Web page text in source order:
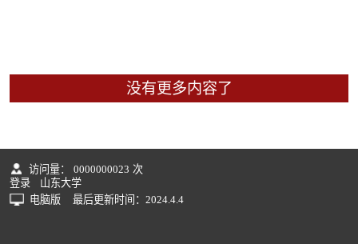
没有更多内容了
访问量： 0000000023 次
登录
山东大学
电脑版
最后更新时间： 2024. 4. 4